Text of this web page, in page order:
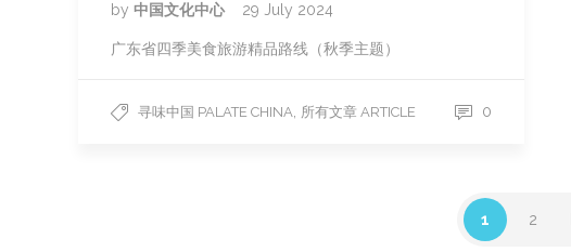
by 中国文化中心 29 July 2024
广东省四季美食旅游精品路线（秋季主题）
寻味中国 PALATE CHINA 所有文章 ARTICLE 0
1 2